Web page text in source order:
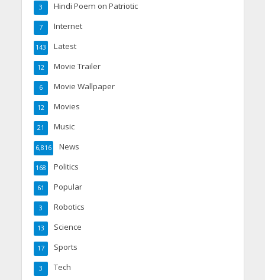
Hindi Poem on Patriotic
3
Internet
7
Latest
143
Movie Trailer
12
Movie Wallpaper
6
Movies
12
Music
21
News
6,816
Politics
168
Popular
61
Robotics
3
Science
13
Sports
17
Tech
3